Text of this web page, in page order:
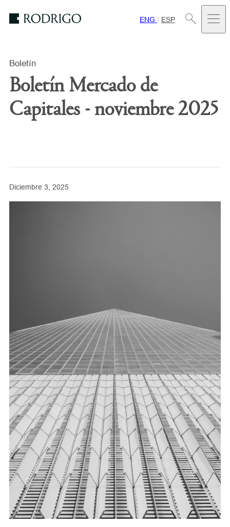
ENG / ESP
Boletín
Boletín Mercado de
Capitales - noviembre 2025
Diciembre 3, 2025